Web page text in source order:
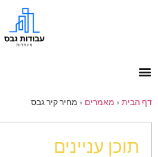
דף הבית » מאמרים » מחיר קיר גבס
תוכן עניינים